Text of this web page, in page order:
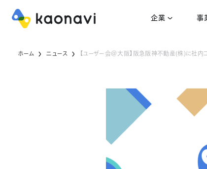
企業 事
ホーム ニュース 【ユーザー会＠大阪】阪急阪神不動産(株)に社内